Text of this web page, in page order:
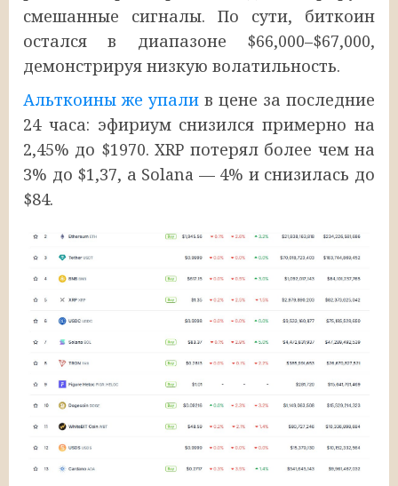
смешанные сигналы. По сути, биткоин
остался в диапазоне $66,000–$67,000,
демонстрируя низкую волатильность.
Альткоины же упали в цене за последние
24 часа: эфириум снизился примерно на
2,45% до $1970. XRP потерял более чем на
3% до $1,37, а Solana — 4% и снизилась до
$84.